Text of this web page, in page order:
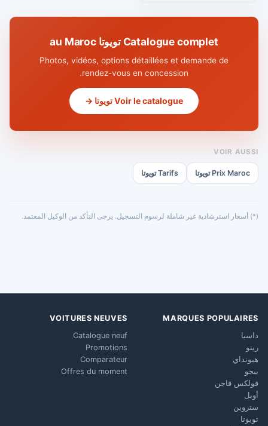
Catalogue complet تويوتا au Maroc
Photos, vidéos, options détaillées et demande de
rendez-vous en concession.
Voir le catalogue تويوتا →
VOIR AUSSI
Prix Maroc تويوتا Tarifs تويوتا
(*) أسعار استرشادية غير شاملة لرسوم التسجيل. يرجى التأكد من الوكيل المعتمد.
MARQUES POPULAIRES
داسيا
رينو
هيونداي
بيجو
فولكس فاجن
أوبل
ستروين
تويوتا
VOITURES NEUVES
Catalogue neuf
Promotions
Comparateur
Offres du moment